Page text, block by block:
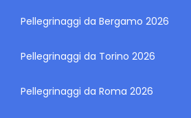
Pellegrinaggi da Bergamo 2026
Pellegrinaggi da Torino 2026
Pellegrinaggi da Roma 2026